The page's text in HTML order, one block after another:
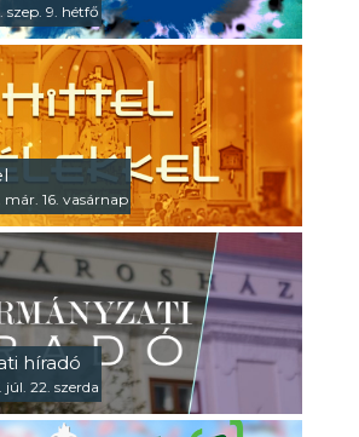
szep. 9. hétfő
már. 16. vasárnap
híradó
júl. 22. szerda